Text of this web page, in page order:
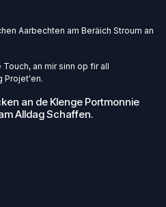
Aarbechten am Beräich Stroum an
an mir sinn op fir all
Projet'en.
an de Klenge Portmonnie
Alldag Schaffen.